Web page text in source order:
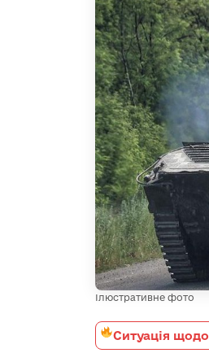
Ілюстративне фото
Ситуація